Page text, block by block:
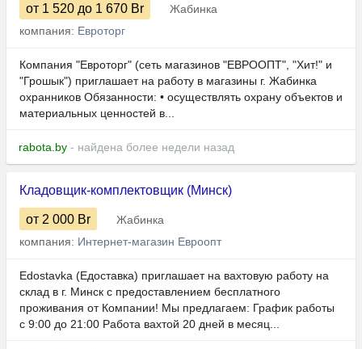
от 1 520 до 1 670 Br
Жабинка
компания: Евроторг
Компания "Евроторг" (сеть магазинов "ЕВРООПТ", "Хит!" и
"Грошык") приглашает на работу в магазины г. Жабинка
охранников Обязанности: • осуществлять охрану объектов и
материальных ценностей в...
rabota.by - найдена более недели назад
Кладовщик-комплектовщик (Минск)
от 2 000 Br
Жабинка
компания: Интернет-магазин Евроопт
Edostavka (Едоставка) приглашает на вахтовую работу на
склад в г. Минск с предоставлением бесплатного
проживания от Компании! Мы предлагаем: График работы
с 9:00 до 21:00 Работа вахтой 20 дней в месяц...